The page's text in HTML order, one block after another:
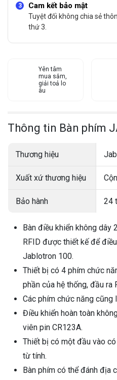
Cam kết bảo mật
Tuyệt đối không chia sẻ
thứ 3.
Yên tâm
mua sắm,
giải toả lo
âu
Thông tin Bàn phím
Thương hiệu
Xuất xứ thương hiệu
Bảo hành 24
Bàn điều khiển không dây
RFID được thiết kế để
Jablotron 100.
Thiết bị có 4 phím chức
phần của hệ thống, đầu ra
Các phím chức năng cũng
Điều khiển hoàn toàn
viên pin CR123A.
Thiết bị có một đầu vào
từ tính.
Bàn phím có thể đánh địa